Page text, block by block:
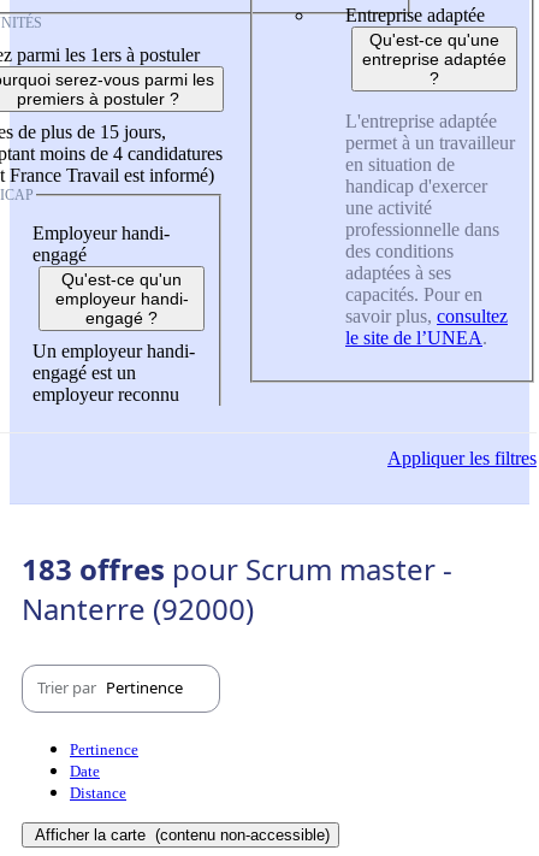
parmi les 1ers à postuler
serez-vous parmi les
premiers à postuler ?
de plus de 15 jours,
moins de 4 candidatures
France Travail est informé)
Employeur handi-
engagé
Qu'est-ce qu'un
employeur handi-
engagé ?
Un employeur handi-
engagé est un
employeur reconnu
Entreprise adaptée
Qu'est-ce qu'une
entreprise adaptée
?
L'entreprise adaptée
permet à un travailleur
en situation de
handicap d'exercer
une activité
professionnelle dans
des conditions
adaptées à ses
capacités. Pour en
savoir plus, consultez
le site de l’UNEA.
Appliquerles filtres
183 offres pour Scrum master -
Nanterre (92000)
Trier par Pertinence
Pertinence
Date
Distance
Afficher la carte (contenu non-accessible)